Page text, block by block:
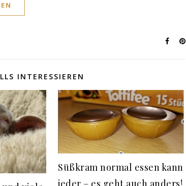
INTERESSIEREN
Süßkram normal essen kann
jeder – es geht auch anders!